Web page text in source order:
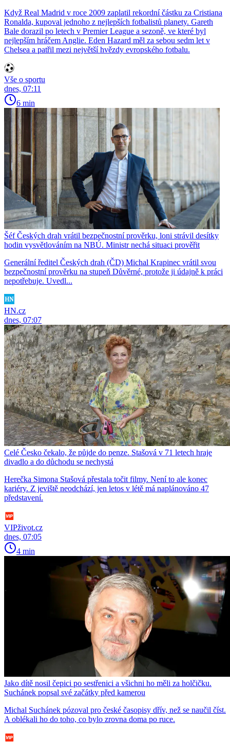
Když Real Madrid v roce 2009 zaplatil rekordní částku za Cristiana
Ronalda, kupoval jednoho z nejlepších fotbalistů planety. Gareth
Bale dorazil po letech v Premier League a sezoně, ve které byl
nejlepším hráčem Anglie. Eden Hazard měl za sebou sedm let v
Chelsea a patřil mezi největší hvězdy evropského fotbalu.
Vše o sportu
dnes, 07:11
6 min
Šéf Českých drah vrátil bezpečnostní prověrku, loni strávil desítky
hodin vysvětlováním na NBÚ. Ministr nechá situaci prověřit
Generální ředitel Českých drah (ČD) Michal Krapinec vrátil svou
bezpečnostní prověrku na stupeň Důvěrné, protože ji údajně k práci
nepotřebuje. Uvedl...
HN.cz
dnes, 07:07
Celé Česko čekalo, že půjde do penze. Stašová v 71 letech hraje
divadlo a do důchodu se nechystá
Herečka Simona Stašová přestala točit filmy. Není to ale konec
kariéry. Z jeviště neodchází, jen letos v létě má naplánováno 47
představení.
VIPživot.cz
dnes, 07:05
4 min
Jako dítě nosil čepici po sestřenici a všichni ho měli za holčičku.
Suchánek popsal své začátky před kamerou
Michal Suchánek pózoval pro české časopisy dřív, než se naučil číst.
A oblékali ho do toho, co bylo zrovna doma po ruce.